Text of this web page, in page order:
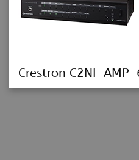
Crestron C2NI-AMP-